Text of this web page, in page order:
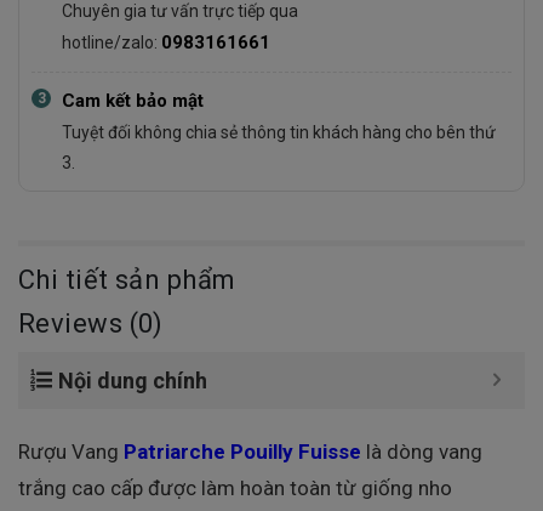
Chuyên gia tư vấn trực tiếp qua
hotline/zalo: 0983161661
3 Cam kết bảo mật
Tuyệt đối không chia sẻ thông tin khách hàng cho bên thứ
3.
Chi tiết sản phẩm
Reviews (0)
Nội dung chính
Rượu Vang Patriarche Pouilly Fuisse là dòng vang
trắng cao cấp được làm hoàn toàn từ giống nho